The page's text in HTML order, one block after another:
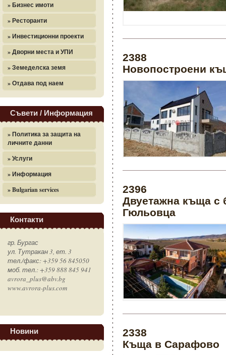
» Бизнес имоти
» Ресторанти
» Инвестиционни проекти
» Дворни места и УПИ
» Земеделска земя
» Отдава под наем
Съвети / Информация
» Политика за защита на
личните данни
» Услуги
» Информация
» Bulgarian services
Контакти
гр. Бургас
ул. Тутракан 3, ет. 3
тел./факс: +359 56 845050
моб. тел.: +359 888 845 941
avrora_plus@abv.bg
www.avrora-plus.com
Новини
2388
Новопостроени
2396
Двуетажна къща с
Гюльовца
2338
Къща в Сарафово